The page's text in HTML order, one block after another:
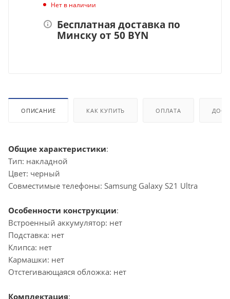
Нет в наличии
Бесплатная доставка по
Минску от 50 BYN
ОПИСАНИЕ КАК КУПИТЬ ОПЛАТА
Общие характеристики:
Тип: накладной
Цвет: черный
Совместимые телефоны: Samsung Galaxy S21 Ultra
Особенности конструкции:
Встроенный аккумулятор: нет
Подставка: нет
Клипса: нет
Кармашки: нет
Отстегивающаяся обложка: нет
Комплектация: